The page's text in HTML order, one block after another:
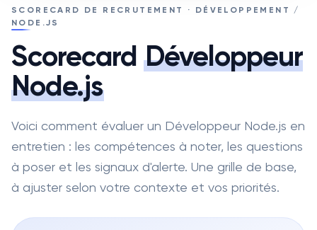
SCORECARD DE RECRUTEMENT · DÉVELOPPEMENT /
NODE.JS
Scorecard Développeur
Node.js
Voici comment évaluer un Développeur Node.js en
entretien : les compétences à noter, les questions
à poser et les signaux d'alerte. Une grille de base,
à ajuster selon votre contexte et vos priorités.